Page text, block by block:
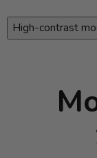
High-contrast